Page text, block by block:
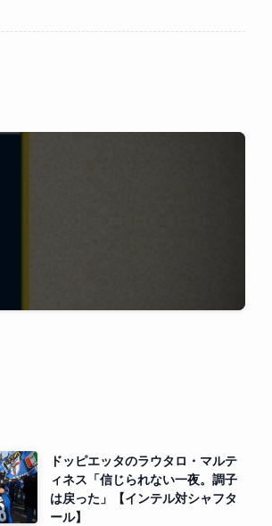
ドッピエッタのラウタロ・マルテ
ィネス「信じられない一夜。調子
は戻った」【インテル対シャフタ
ール】